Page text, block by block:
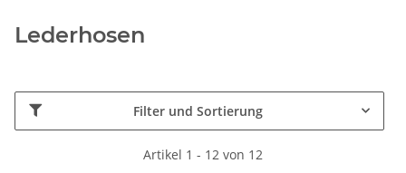
Lederhosen
Filter und Sortierung
Artikel 1 - 12 von 12